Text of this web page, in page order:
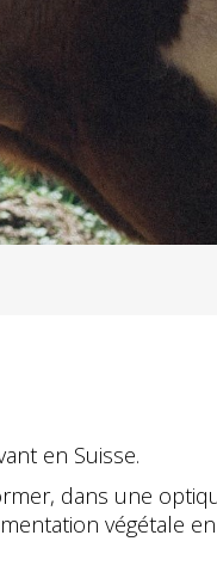
en Suisse.
dans une
végétale